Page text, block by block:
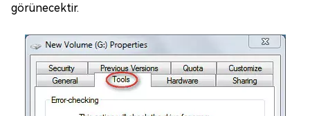
görünecektir.